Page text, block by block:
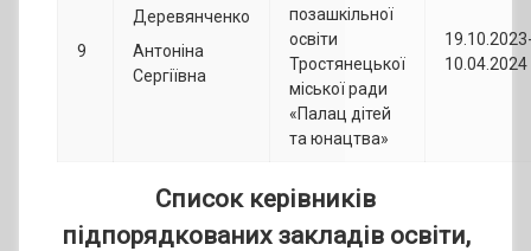
9
Деревянченко
Антоніна
Сергіївна
позашкільної
освіти
Тростянецької
міської ради
«Палац дітей
та юнацтва»
10.04.2024
Списоккерівників
підпорядкованих закладів освіти,